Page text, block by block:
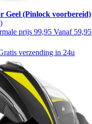
Geel (Pinlock voorbereid)
prijs 99,95 Vanaf 59,95
verzending in 24u